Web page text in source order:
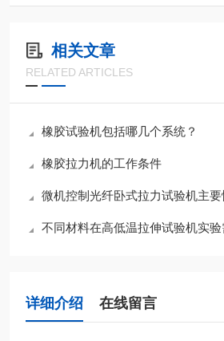
相关文章
RELATED ARTICLES
橡胶试验机包括哪几个系统？
橡胶拉力机的工作条件
微机控制光纤卧式拉力试验机主
不同材料在高低温拉伸试验机实
详细介绍 在线留言